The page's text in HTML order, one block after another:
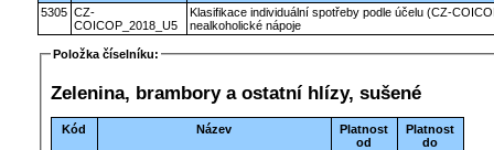
5305 CZ-
COICOP_2018_U5
Klasifikace individuální spotřeby podle účelu (CZ-
nealkoholické nápoje
Položka číselníku:
Zelenina, brambory a ostatní hlízy, sušené
Kód Název
Platnost
od
Platnost
do